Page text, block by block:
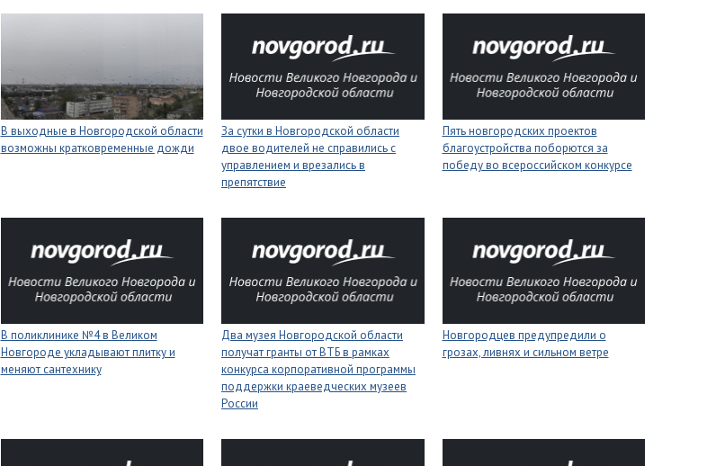
В выходные в Новгородской области
возможны кратковременные дожди
За сутки в Новгородской области
двое водителей не справились с
управлением и врезались в
препятствие
Пять новгородских проектов
благоустройства поборются за
победу во всероссийском конкурсе
В поликлинике №4 в Великом
Новгороде укладывают плитку и
меняют сантехнику
Два музея Новгородской области
получат гранты от ВТБ в рамках
конкурса корпоративной программы
поддержки краеведческих музеев
России
Новгородцев предупредили о
грозах, ливнях и сильном ветре